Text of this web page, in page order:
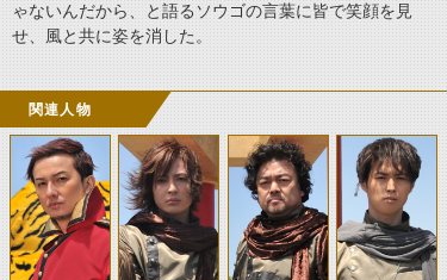
ゃないんだから、と語るソウゴの言葉に皆で笑顔を見
せ、風と共に姿を消した。
関連人物